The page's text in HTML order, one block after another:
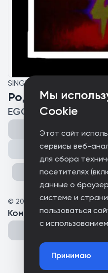
Мы
Cookie
Этот сайт
сервисы веб-
для сбора
посетителях
данные о
системе и
пользоваться
с
Принимаю
SINGLE
Родными
EGO IST
© 2025 EnDiSt
Комментарии(0 )